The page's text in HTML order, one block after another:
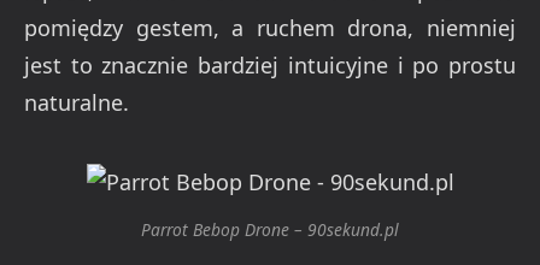
pomiędzy gestem, a ruchem drona, niemniej
jest to znacznie bardziej intuicyjne i po prostu
naturalne.
Parrot Bebop Drone – 90sekund.pl